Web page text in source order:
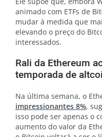
animado com ETFs de
mudar à medida que
elevando o preço do
interessados.
Rali da Ethereum
temporada de
Na última semana, o
impressionantes 8%,
isso pode ser apenas o
aumento do valor da